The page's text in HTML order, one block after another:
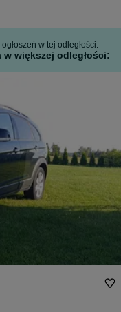
w tej odległości.
w większej odległości: